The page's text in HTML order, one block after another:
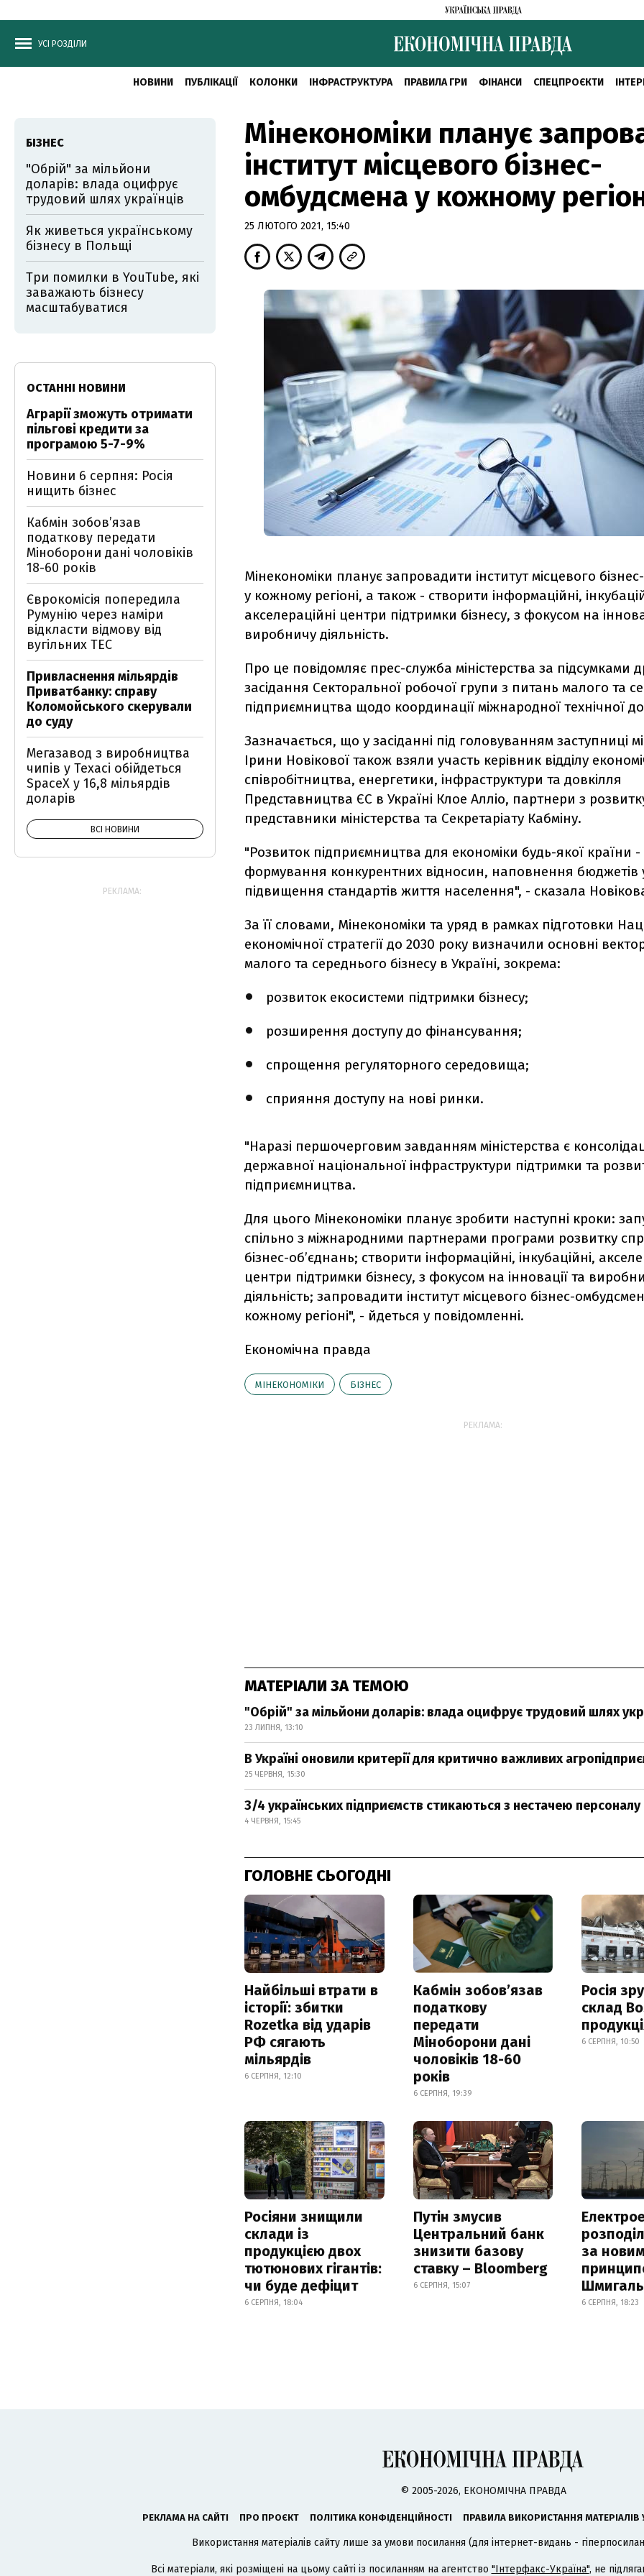
УСІ РОЗДІЛИ
НОВИНИ ПУБЛІКАЦІЇ КОЛОНКИ ІНФРАСТРУКТУРА ПРАВИЛА ГРИ ФІНАНСИ СПЕЦПРОЄКТИ
Мінекономіки планує
інститут місцевого бізнес-
омбудсмена у кожному
25 ЛЮТОГО 2021, 15:40
Мінекономіки планує запровадити інститут місцевого
у кожному регіоні, а також - створити інформаційні,
акселераційні центри підтримки бізнесу, з фокусом на
виробничу діяльність.
Про це повідомляє прес-служба міністерства за підсумками
засідання Секторальної робочої групи з питань малого та
підприємництва щодо координації міжнародної технічної
Зазначається, що у засіданні під головуванням заступниці
Ірини Новікової також взяли участь керівник відділу
співробітництва, енергетики, інфраструктури та довкілля
Представництва ЄС в Україні Клое Алліо, партнери з
представники міністерства та Секретаріату Кабміну.
"Розвиток підприємництва для економіки будь-якої країни
формування конкурентних відносин, наповнення бюджетів
підвищення стандартів життя населення", - сказала
За її словами, Мінекономіки та уряд в рамках підготовки
економічної стратегії до 2030 року визначили основні
малого та середнього бізнесу в Україні, зокрема:
розвиток екосистеми підтримки бізнесу;
розширення доступу до фінансування;
спрощення регуляторного середовища;
сприяння доступу на нові ринки.
"Наразі першочерговим завданням міністерства є
державної національної інфраструктури підтримки та
підприємництва.
Для цього Мінекономіки планує зробити наступні кроки:
спільно з міжнародними партнерами програми розвитку
бізнес-об’єднань; створити інформаційні, інкубаційні,
центри підтримки бізнесу, з фокусом на інновації та
діяльність; запровадити інститут місцевого бізнес-
кожному регіоні", - йдеться у повідомленні.
Економічна правда
МІНЕКОНОМІКИ БІЗНЕС
РЕКЛАМА:
МАТЕРІАЛИ ЗА ТЕМОЮ
"Обрій" за мільйони доларів: влада оцифрує трудовий шлях
23 ЛИПНЯ, 13:10
В Україні оновили критерії для критично важливих
25 ЧЕРВНЯ, 15:30
3/4 українських підприємств стикаються з нестачею
4 ЧЕРВНЯ, 15:45
ГОЛОВНЕ СЬОГОДНІ
Найбільші втрати в
історії: збитки
Rozetka від ударів
РФ сягають
мільярдів
6 СЕРПНЯ, 12:10
Кабмін зобовʼязав
податкову
передати
Міноборони дані
чоловіків 18-60
років
6 СЕРПНЯ, 19:39
Росія
склад
6 СЕРПНЯ, 10:50
Росіяни знищили
склади із
продукцією двох
тютюнових гігантів:
чи буде дефіцит
6 СЕРПНЯ, 18:04
Путін змусив
Центральний банк
знизити базову
ставку – Bloomberg
6 СЕРПНЯ, 15:07
за
Шмигаль
6 СЕРПНЯ, 18:23
БІЗНЕС
"Обрій" за мільйони
доларів: влада оцифрує
трудовий шлях українців
Як живеться українському
бізнесу в Польщі
Три помилки в YouTube, які
заважають бізнесу
масштабуватися
ОСТАННІ НОВИНИ
Аграрії зможуть отримати
пільгові кредити за
програмою 5-7-9%
Новини 6 серпня: Росія
нищить бізнес
Кабмін зобовʼязав
податкову передати
Міноборони дані чоловіків
18-60 років
Єврокомісія попередила
Румунію через наміри
відкласти відмову від
вугільних ТЕС
Привласнення мільярдів
Приватбанку: справу
Коломойського скерували
до суду
Мегазавод з виробництва
чипів у Техасі обійдеться
SpaceX у 16,8 мільярдів
доларів
ВСІ НОВИНИ
РЕКЛАМА:
© 2005-2026, ЕКОНОМІЧНА ПРАВДА
РЕКЛАМА НА САЙТІ ПРО ПРОЄКТ ПОЛІТИКА КОНФІДЕНЦІЙНОСТІ ПРАВИЛА ВИКОРИСТАННЯ МАТЕРІАЛІВ
Використання матеріалів сайту лише за умови посилання (для інтернет-видань -
Всі матеріали, які розміщені на цьому сайті із посиланням на агентство "Інтерфакс-Україна", не